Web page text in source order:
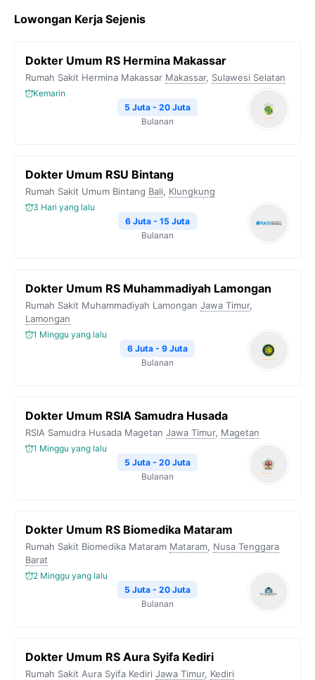
Lowongan Kerja Sejenis
Dokter Umum RS Hermina Makassar
Rumah Sakit Hermina Makassar Makassar, Sulawesi Selatan
Kemarin
5 Juta - 20 Juta
Bulanan
Dokter Umum RSU Bintang
Rumah Sakit Umum Bintang Bali, Klungkung
3 Hari yang lalu
6 Juta - 15 Juta
Bulanan
Dokter Umum RS Muhammadiyah Lamongan
Rumah Sakit Muhammadiyah Lamongan Jawa Timur,
Lamongan
1 Minggu yang lalu
6 Juta - 9 Juta
Bulanan
Dokter Umum RSIA Samudra Husada
RSIA Samudra Husada Magetan Jawa Timur, Magetan
1 Minggu yang lalu
5 Juta - 20 Juta
Bulanan
Dokter Umum RS Biomedika Mataram
Rumah Sakit Biomedika Mataram Mataram, Nusa Tenggara
Barat
2 Minggu yang lalu
5 Juta - 20 Juta
Bulanan
Dokter Umum RS Aura Syifa Kediri
Rumah Sakit Aura Syifa Kediri Jawa Timur, Kediri